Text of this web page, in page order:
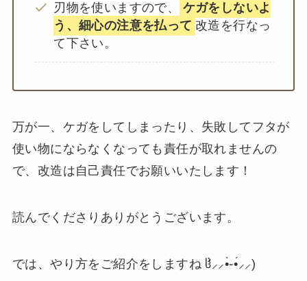
刃物を使いますので、
ケガをしないよ
う、細心の注意を払って 改造を行なっ
て下さい。
万が一、ケガをしてしまったり、失敗してフタが
使い物にならなくなっても責任が取れませんの
で、改造は自己責任でお願いいたします！
読んでくださりありがとうございます。
では、やり方をご紹介をしますね ჱ̒⸝⸝•̀֊•́⸝⸝)